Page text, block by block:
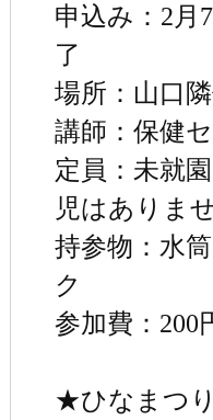
申込み：2
了
場所：山口
講師：保健
定員：未就
児はありま
持参物：水
ク
参加費：200
★ひなまつ